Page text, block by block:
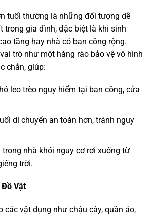
tuổi thường là những đối tượng dễ
trong gia đình, đặc biệt là khi sinh
tầng hay nhà có ban công rộng.
trò như một hàng rào bảo vệ vô hình
chắn, giúp:
leo trèo nguy hiểm tại ban công, cửa
di chuyển an toàn hơn, tránh nguy
trong nhà khỏi nguy cơ rơi xuống từ
trời.
Đồ Vật
các vật dụng như chậu cây, quần áo,